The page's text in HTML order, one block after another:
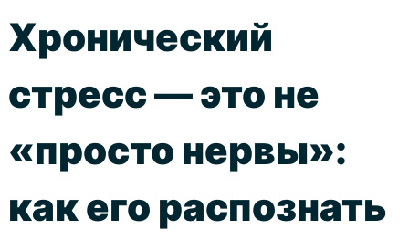
Хронический
стресс — это не
«просто нервы»:
как его распознать